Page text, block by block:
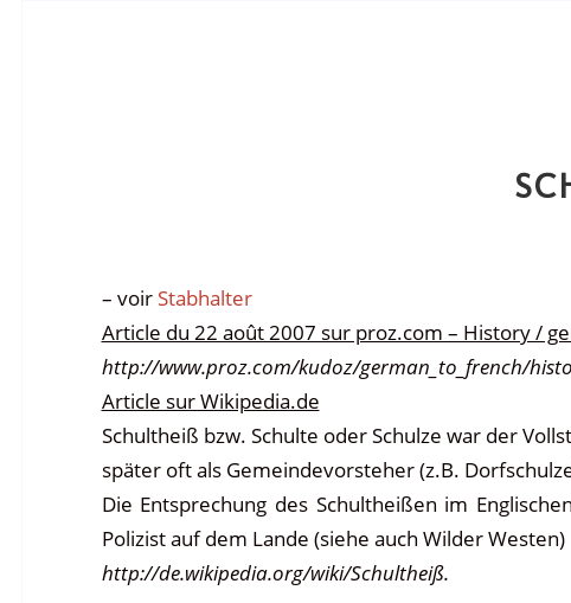
– voir Stabhalter
Article du 22 août 2007 sur proz.com – History /
http://www.proz.com/kudoz/german_to_french/
Article sur Wikipedia.de
Schultheiß bzw. Schulte oder Schulze war der
später oft als Gemeindevorsteher (z.B.
Die Entsprechung des Schultheißen im
Polizist auf dem Lande (siehe auch Wilder Westen)
http://de.wikipedia.org/wiki/Schultheiß.